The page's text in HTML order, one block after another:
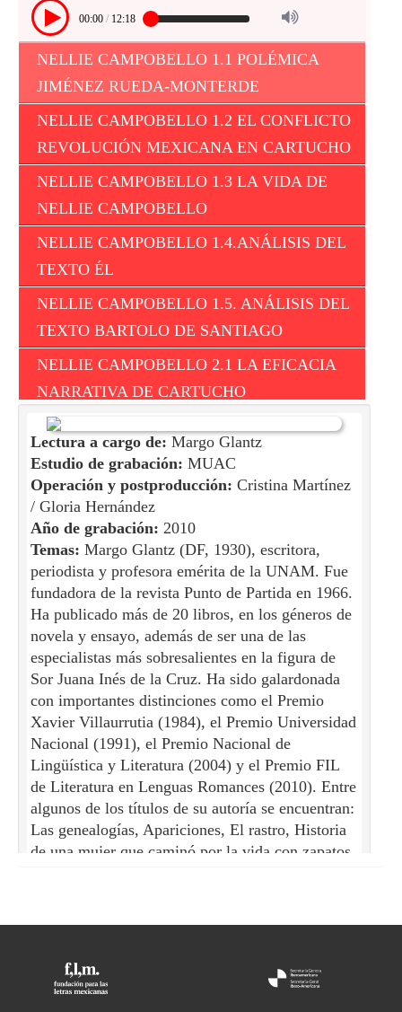
00:00 / 12:18
NELLIE CAMPOBELLO 1.1 POLÉMICA
JIMÉNEZ RUEDA-MONTERDE
NELLIE CAMPOBELLO 1.2 EL CONFLICTO
REVOLUCIÓN MEXICANA EN CARTUCHO
NELLIE CAMPOBELLO 1.3 LA VIDA DE
NELLIE CAMPOBELLO
NELLIE CAMPOBELLO 1.4.ANÁLISIS DEL
TEXTO ÉL
NELLIE CAMPOBELLO 1.5. ANÁLISIS DEL
TEXTO BARTOLO DE SANTIAGO
NELLIE CAMPOBELLO 2.1 LA EFICACIA
NARRATIVA DE CARTUCHO
NELLIE CAMPOBELLO 2.2 ELEMENTOS
LÚDICOS EN LOS TEXTOS DE NELLIE
CAMPOBELLO
NELLIE CAMPOBELLO 2.3 EL ESTILO DE
ESCRITURA DE NELLIE CAMPOBELLO
NELLIE CAMPOBELLO 2.4 ANÁLISIS DEL
TEXTO AGUSTÍN GARCÍA
NELLIE CAMPOBELLO 2.5 ANÁLISIS DE
CINCO TEXTOS
NELLIE CAMPOBELLO 3.1 LA FAMILIA DE
LA REVOLUCIÓN Y EL PAPEL DE LAS
MUJERES
NELLIE CAMPOBELLO 3.2 ANÁLISIS DEL
TEXTO CUATRO SOLDADOS SIN 30 30
NELLIE CAMPOBELLO 3.3 LAS FORMAS DE
SOBARZO
NELLIE CAMPOBELLO 3.5 ANÁLISIS DEL
Lectura a cargo de: Margo Glantz
Estudio de grabación: MUAC
Operación y postproducción: Cristina Martínez
/ Gloria Hernández
Año de grabación: 2010
Temas: Margo Glantz (DF, 1930), escritora,
periodista y profesora emérita de la UNAM. Fue
fundadora de la revista Punto de Partida en 1966.
Ha publicado más de 20 libros, en los géneros de
novela y ensayo, además de ser una de las
especialistas más sobresalientes en la figura de
Sor Juana Inés de la Cruz. Ha sido galardonada
con importantes distinciones como el Premio
Xavier Villaurrutia (1984), el Premio Universidad
Nacional (1991), el Premio Nacional de
Lingüística y Literatura (2004) y el Premio FIL
de Literatura en Lenguas Romances (2010). Entre
algunos de los títulos de su autoría se encuentran:
Las genealogías, Apariciones, El rastro, Historia
de una mujer que caminó por la vida con zapatos
dentro del ciclo Grandes Maestros. UNAM, del
21 al 25 de mayo de 2010, en el cual se resalta la